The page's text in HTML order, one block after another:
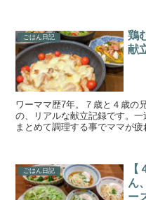
ごはん日記
鶏
献
ワーママ歴7年。７歳と４歳の
の、リアルな献立記録です。
まとめて調理する事でママが
ごはん日記
ん
ー